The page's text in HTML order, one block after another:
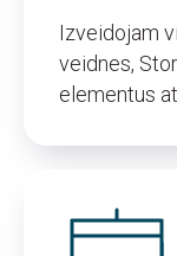
Izveidojam
veidnes,
elementus